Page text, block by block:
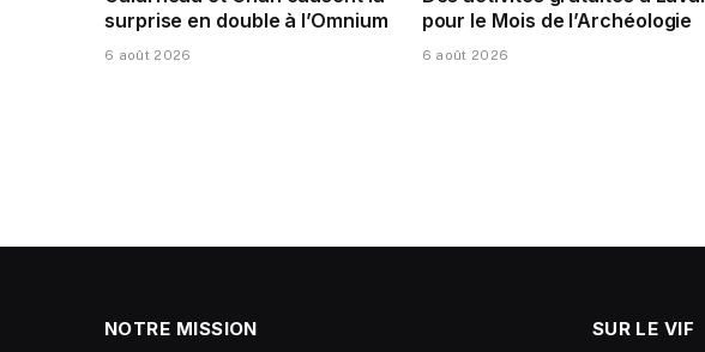
surprise en double à l’Omnium
6 août 2026
pour le Mois de l’Archéologie
6 août 2026
NOTRE MISSION SUR LE VIF